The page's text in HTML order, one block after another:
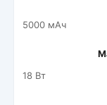
5000 мАч
18 Вт